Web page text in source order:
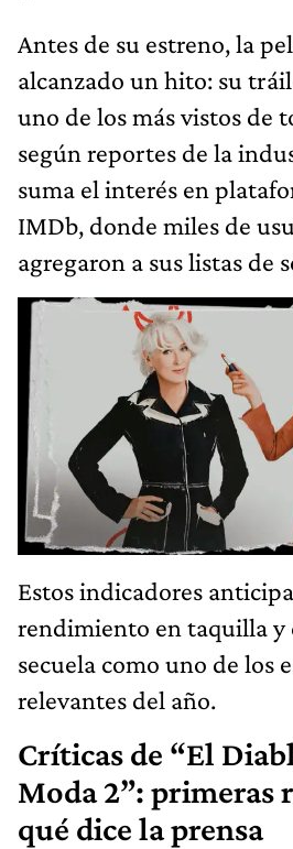
Antes de su estreno, la
alcanzado un hito: su
uno de los más vistos de
según reportes de la
suma el interés en
IMDb, donde miles de
agregaron a sus listas de
Estos indicadores
rendimiento en taquilla y
secuela como uno de los
relevantes del año.
Críticas de “El
Moda 2”: primeras
qué dice la prensa